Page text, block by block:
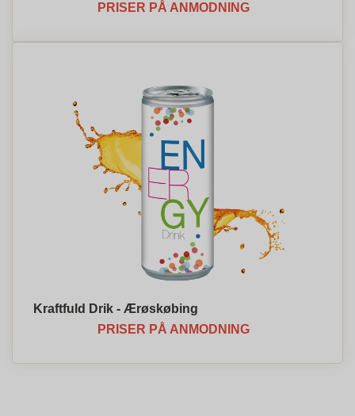
PRISER PÅ ANMODNING
Kraftfuld Drik - Ærøskøbing
PRISER PÅ ANMODNING